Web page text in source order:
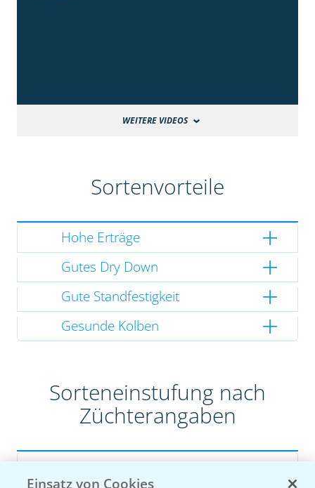
WEITERE VIDEOS
Sortenvorteile
Hohe Erträge
Gutes Dry Down
Gute Standfestigkeit
Gesunde Kolben
Sorteneinstufung nach
Züchterangaben
Einsatz von Cookies